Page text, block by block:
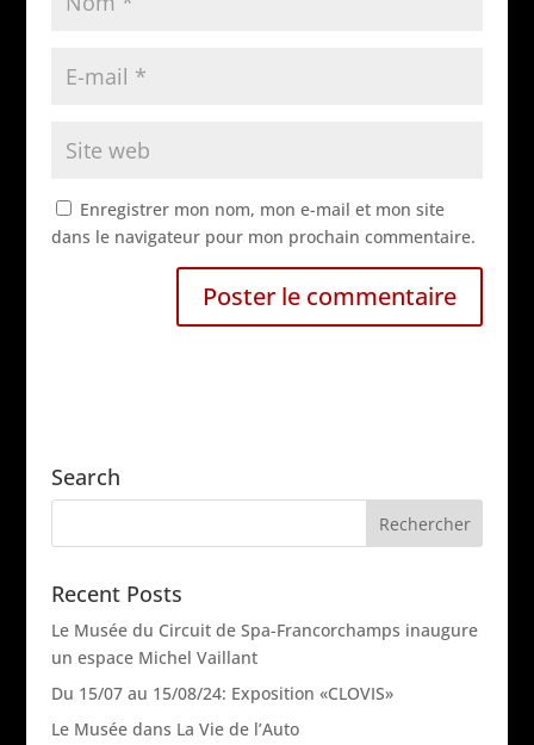
Enregistrer mon nom, mon e-mail et mon site
dans le navigateur pour mon prochain commentaire.
n
a
v
:
Search
Recent Posts
Le Musée du Circuit de Spa-Francorchamps inaugure
un espace Michel Vaillant
Du 15/07 au 15/08/24: Exposition «CLOVIS»
Le Musée dans La Vie de l’Auto